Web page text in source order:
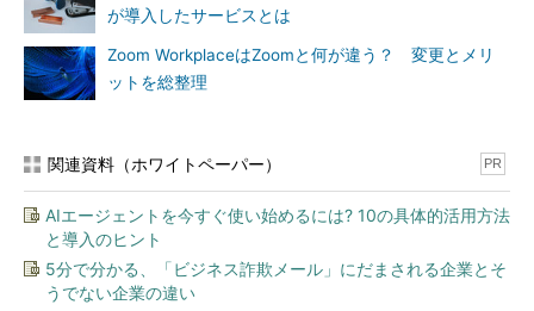
が導入したサービスとは
Zoom WorkplaceはZoomと何が違う？ 変更とメリ
ットを総整理
関連資料（ホワイトペーパー） PR
AIエージェントを今すぐ使い始めるには? 10の具体的活用方法
と導入のヒント
5分で分かる、「ビジネス詐欺メール」にだまされる企業とそ
うでない企業の違い